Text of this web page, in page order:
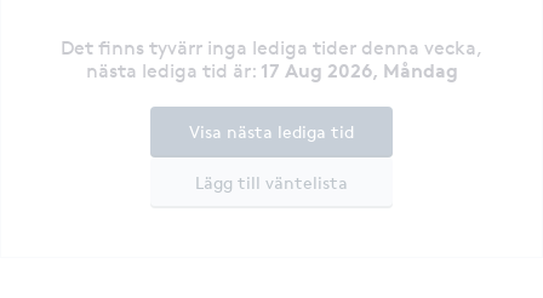
Det finns tyvärr inga lediga tider denna vecka,
nästa lediga tid är: 17 Aug 2026, Måndag
Lägg till väntelista
Visa nästa lediga tid